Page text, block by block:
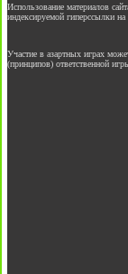
Использование материалов
индексируемой гиперссылки на
Участие в азартных играх
(принципов) ответственной